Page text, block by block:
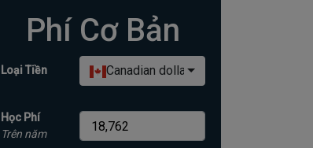
Phí Cơ Bản
Loại Tiền Canadian dollar
Học Phí
Trên năm